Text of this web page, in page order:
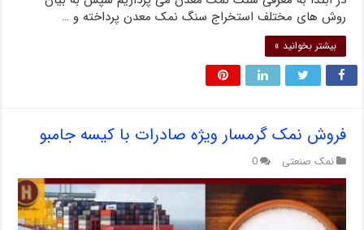
روش های مختلف استخراج سنگ نمک معدن پرداخته و …
بیشتر بخوانید »
فروش نمک گرمسار ویژه صادرات با کیسه جامبو
نمک صنعتی 0